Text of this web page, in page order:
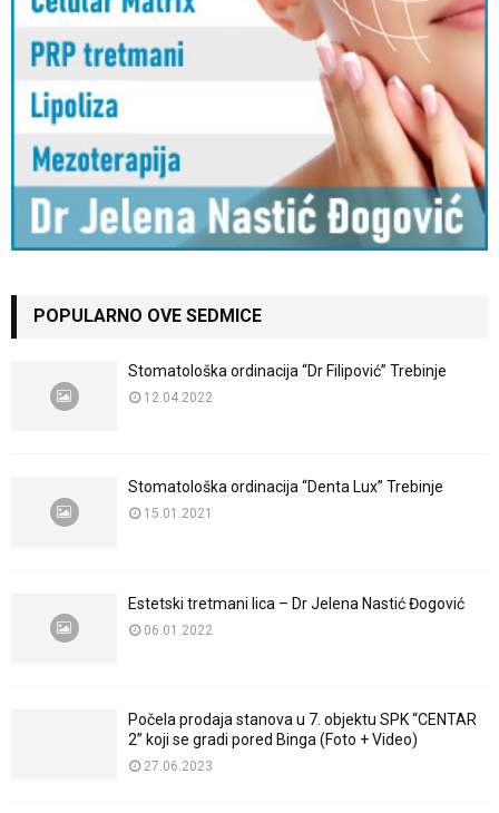
POPULARNO OVE SEDMICE
Stomatološka ordinacija “Dr Filipović” Trebinje
12.04.2022
Stomatološka ordinacija “Denta Lux” Trebinje
15.01.2021
Estetski tretmani lica – Dr Jelena Nastić Đogović
06.01.2022
Počela prodaja stanova u 7. objektu SPK “CENTAR
2” koji se gradi pored Binga (Foto + Video)
27.06.2023